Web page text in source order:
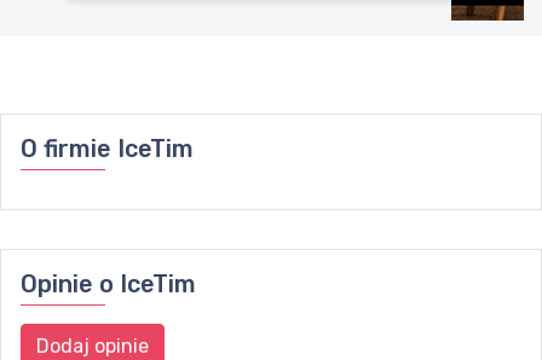
O firmie IceTim
Opinie o IceTim
Dodaj opinie